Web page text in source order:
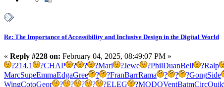
Re: The Importance of Accessibility and Inclusive Design in the Digital World
« Reply #228 on: February 04, 2025, 08:49:07 PM »
?214.1 ?CHAP ? ? ?Mari ?Jewe ?PhilDuanBell ?Ralp
MarcSupeEmmaEdgaGree ? ?FranBarrRama ? ? ?GongSide
WingCotoGeor ? ? ? ? ?ELEG ?MODOVentBatmCircQuik